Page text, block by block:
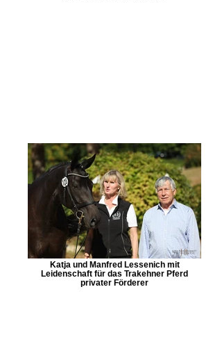
Katja und Manfred Lessenich mit
Leidenschaft für das Trakehner Pferd
privater Förderer